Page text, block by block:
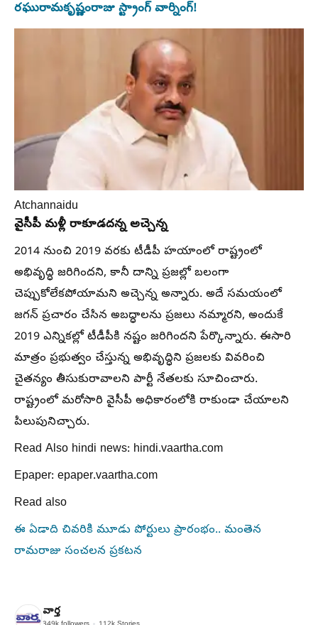
రఘురామకృష్ణంరాజు స్ట్రాంగ్ వార్నింగ్!
Atchannaidu
వైసీపీ మళ్లీ రాకూడదన్న అచ్చెన్న
2014 నుంచి 2019 వరకు టీడీపీ హయాంలో రాష్ట్రంలో
అభివృద్ధి జరిగిందని, కానీ దాన్ని ప్రజల్లో బలంగా
చెప్పుకోలేకపోయామని అచ్చెన్న అన్నారు. అదే సమయంలో
జగన్ ప్రచారం చేసిన అబద్ధాలను ప్రజలు నమ్మారని, అందుకే
2019 ఎన్నికల్లో టీడీపీకి నష్టం జరిగిందని పేర్కొన్నారు. ఈసారి
మాత్రం ప్రభుత్వం చేస్తున్న అభివృద్ధిని ప్రజలకు వివరించి
చైతన్యం తీసుకురావాలని పార్టీ నేతలకు సూచించారు.
రాష్ట్రంలో మరోసారి వైసీపీ అధికారంలోకి రాకుండా చేయాలని
పిలుపునిచ్చారు.
Read Also hindi news: hindi.vaartha.com
Epaper: epaper.vaartha.com
Read also
ఈ ఏడాది చివరికి మూడు పోర్టులు ప్రారంభం.. మంతెన
రామరాజు సంచలన ప్రకటన
వార్త